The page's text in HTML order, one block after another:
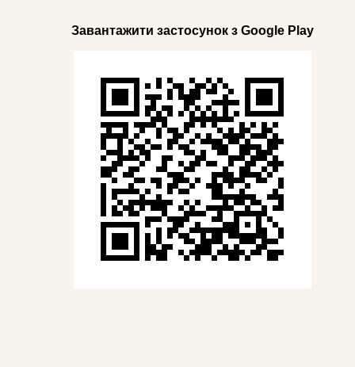
Завантажити застосунок з Google Play